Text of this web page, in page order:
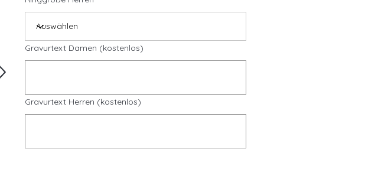
Gravurtext Damen (kostenlos)
Gravurtext Herren (kostenlos)